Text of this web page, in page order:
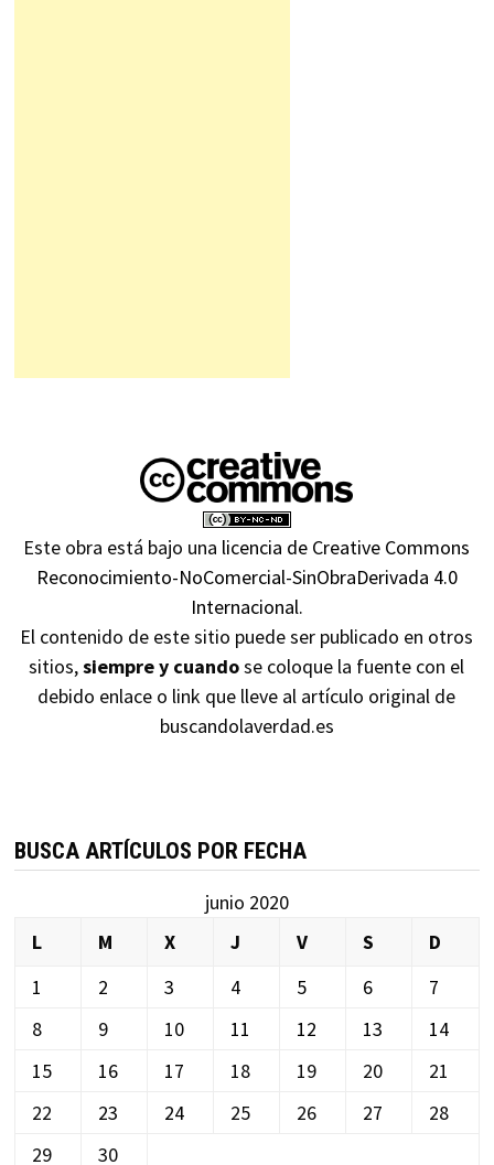
Este obra está bajo una licencia de Creative Commons
Reconocimiento-NoComercial-SinObraDerivada 4.0
Internacional.
El contenido de este sitio puede ser publicado en otros
sitios,siempre y cuandose coloque la fuente con el
debido enlace o link que lleve al artículo original de
buscandolaverdad.es
BUSCA ARTÍCULOS POR FECHA
junio 2020
L
M X J V S
D
1
2 3 4 5 6
7
8
9 10 11 12 13
14
15
16 17 18 19 20
21
22
23 24 25 26 27
28
29
30